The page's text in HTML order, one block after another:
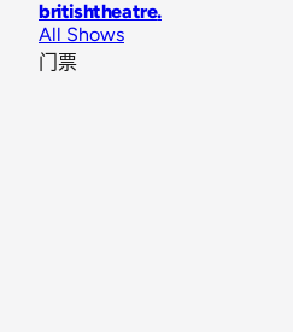
britishtheatre.
All Shows
门票